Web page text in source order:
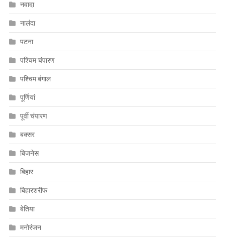
नवादा
नालंदा
पटना
पश्चिम चंपारण
पश्चिम बंगाल
पूर्णियां
पूर्वी चंपारण
बक्सर
बिजनेस
बिहार
बिहारशरीफ
बेतिया
मनोरंजन